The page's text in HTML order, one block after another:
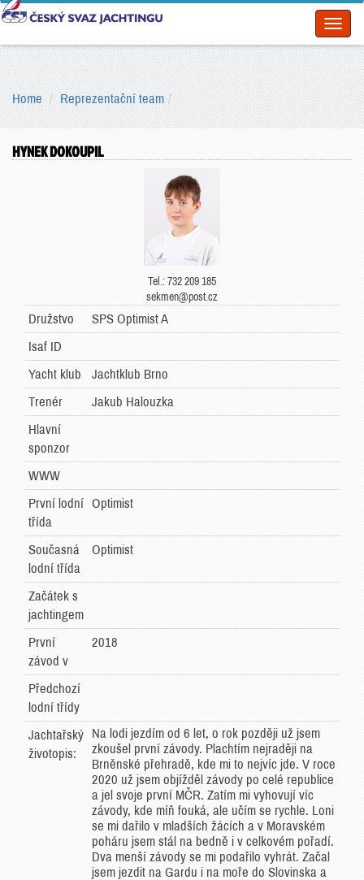
Home Reprezentační team
HYNEK DOKOUPIL
Tel.: 732 209 185
sekmen@post.cz
Družstvo
SPS Optimist A
Isaf ID
Yacht klub
Jachtklub Brno
Trenér
Jakub Halouzka
Hlavní
sponzor
WWW
První lodní
třída
Optimist
Současná
lodní třída
Optimist
Začátek s
jachtingem
První
závod v
2018
Předchozí
lodní třídy
Jachtařský
životopis:
Na lodi jezdím od 6 let, o rok později už jsem
zkoušel první závody. Plachtím nejraději na
Brněnské přehradě, kde mi to nejvíc jde. V roce
2020 už jsem objížděl závody po celé republice
a jel svoje první MČR. Zatím mi vyhovují víc
závody, kde míň fouká, ale učím se rychle. Loni
se mi dařilo v mladších žácích a v Moravském
poháru jsem stál na bedně i v celkovém pořadí.
Dva menší závody se mi podařilo vyhrát. Začal
jsem jezdit na Gardu i na moře do Slovinska a